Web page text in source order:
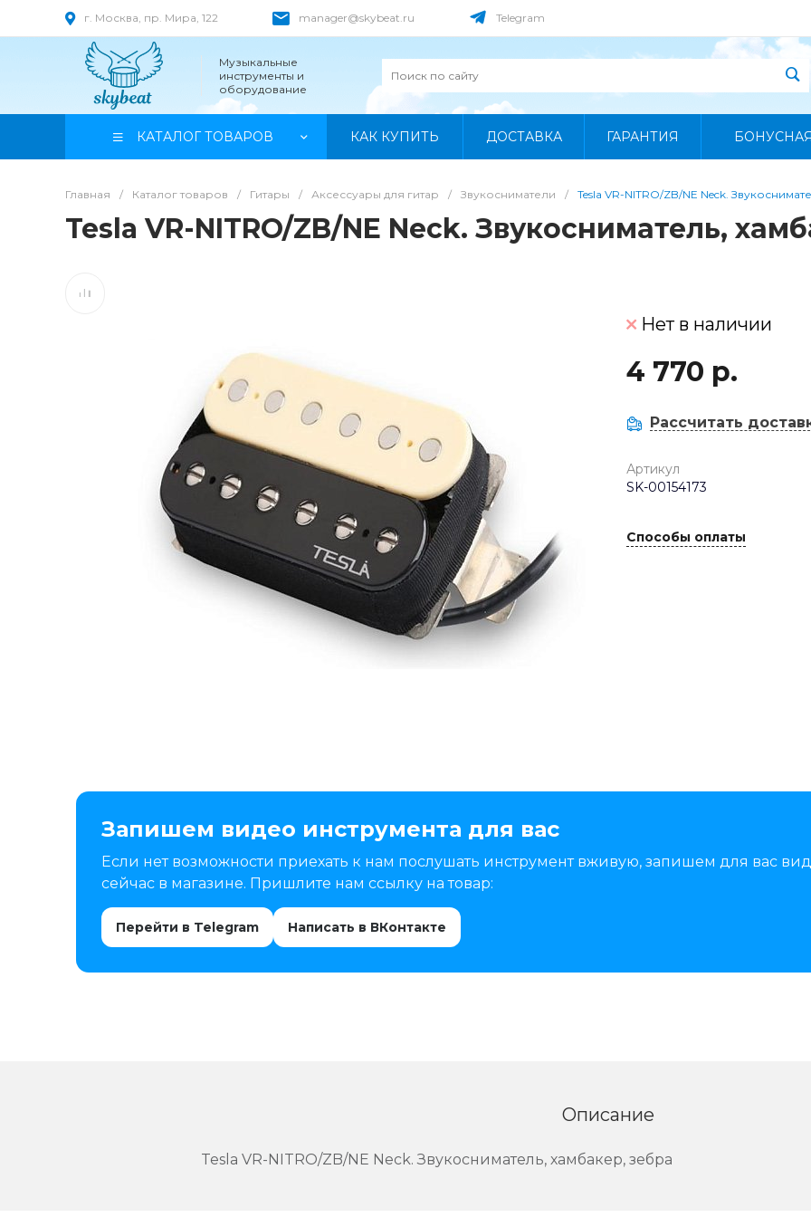
г. Москва, пр. Мира, 122 manager@skybeat.ru Telegram
Музыкальные
инструменты и
оборудование
КАТАЛОГ ТОВАРОВ КАК КУПИТЬ ДОСТАВКА ГАРАНТИЯ
Главная / Каталог товаров / Гитары / Аксессуары для гитар / Звукосниматели / Tesla VR-NITRO/ZB/NE Neck.
Tesla VR-NITRO/ZB/NE Neck. Звукосниматель,
Нет в наличии
4 770 р.
Рассчитать
Артикул
SK-00154173
Способы оплаты
Запишем видео инструмента для вас
Если нет возможности приехать к нам послушать инструмент вживую, запишем для вас
сейчас в магазине. Пришлите нам ссылку на товар:
Перейти в Telegram Написать в ВКонтакте
Описание
Tesla VR-NITRO/ZB/NE Neck. Звукосниматель, хамбакер, зебра